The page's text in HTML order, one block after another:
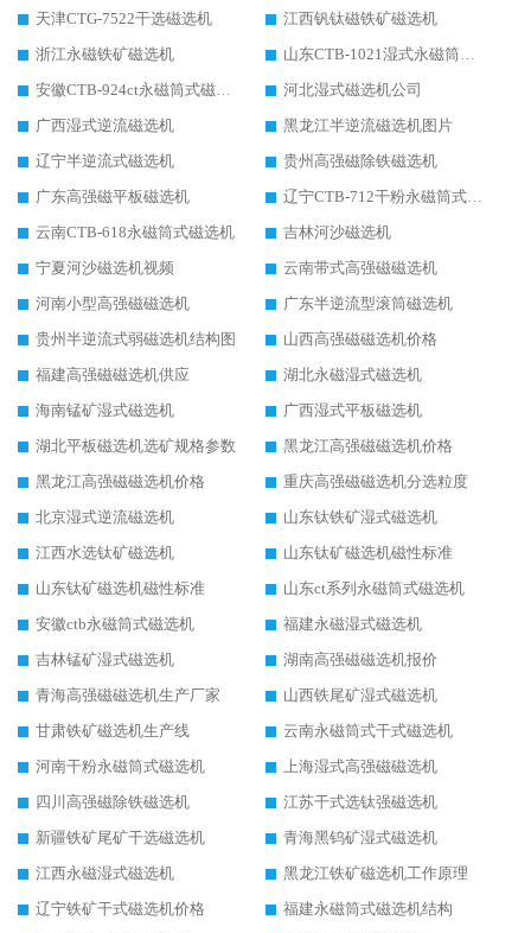
天津CTG-7522干选磁选机
江西钒钛磁铁矿磁选机
浙江永磁铁矿磁选机
河北湿式磁选机公司
广西湿式逆流磁选机
黑龙江半逆流磁选机图片
辽宁半逆流式磁选机
贵州高强磁除铁磁选机
广东高强磁平板磁选机
云南CTB-618永磁筒式磁选机
吉林河沙磁选机
宁夏河沙磁选机视频
云南带式高强磁磁选机
河南小型高强磁磁选机
广东半逆流型滚筒磁选机
贵州半逆流式弱磁选机结构图
山西高强磁磁选机价格
福建高强磁磁选机供应
湖北永磁湿式磁选机
海南锰矿湿式磁选机
广西湿式平板磁选机
湖北平板磁选机选矿规格参数
黑龙江高强磁磁选机价格
黑龙江高强磁磁选机价格
重庆高强磁磁选机分选粒度
北京湿式逆流磁选机
山东钛铁矿湿式磁选机
江西水选钛矿磁选机
山东钛矿磁选机磁性标准
山东钛矿磁选机磁性标准
山东ct系列永磁筒式磁选机
安徽ctb永磁筒式磁选机
福建永磁湿式磁选机
吉林锰矿湿式磁选机
湖南高强磁磁选机报价
青海高强磁磁选机生产厂家
山西铁尾矿湿式磁选机
甘肃铁矿磁选机生产线
云南永磁筒式干式磁选机
河南干粉永磁筒式磁选机
上海湿式高强磁磁选机
四川高强磁除铁磁选机
江苏干式选钛强磁选机
新疆铁矿尾矿干选磁选机
青海黑钨矿湿式磁选机
江西永磁湿式磁选机
黑龙江铁矿磁选机工作原理
辽宁铁矿干式磁选机价格
福建永磁筒式磁选机结构